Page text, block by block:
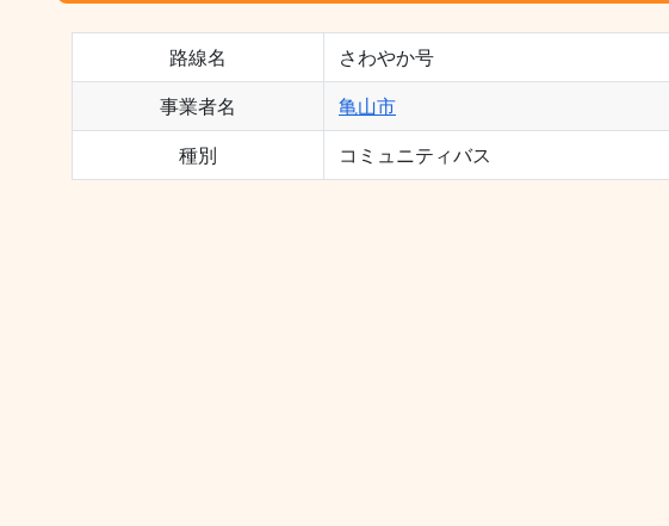
路線名 さわやか号
事業者名 亀山市
種別 コミュニティバス